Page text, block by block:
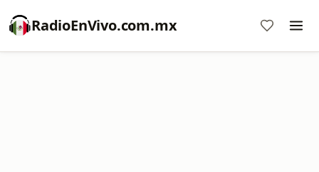
RadioEnVivo.com.mx